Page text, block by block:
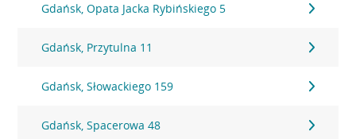
Gdańsk, Opata Jacka Rybińskiego 5
Gdańsk, Przytulna 11
Gdańsk, Słowackiego 159
Gdańsk, Spacerowa 48